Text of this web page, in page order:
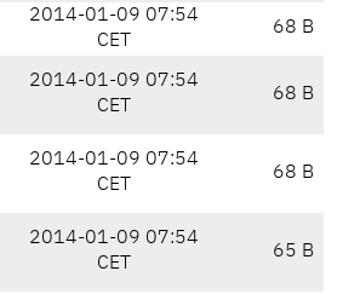
2014-01-09 07:54
CET
68 B
2014-01-09 07:54
CET
68 B
2014-01-09 07:54
CET
68 B
2014-01-09 07:54
CET
65 B